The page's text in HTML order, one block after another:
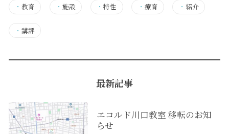
・ 教育 ・施設 ・特性 ・ 療育 ・ 紹介
・ 講評
最新記事
エコルド川口教室 移転のお知
らせ